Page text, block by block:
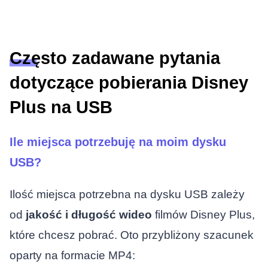
Często zadawane pytania
dotyczące pobierania Disney
Plus na USB
Ile miejsca potrzebuję na moim dysku
USB?
Ilość miejsca potrzebna na dysku USB zależy
od jakość i długość wideo filmów Disney Plus,
które chcesz pobrać. Oto przybliżony szacunek
oparty na formacie MP4: